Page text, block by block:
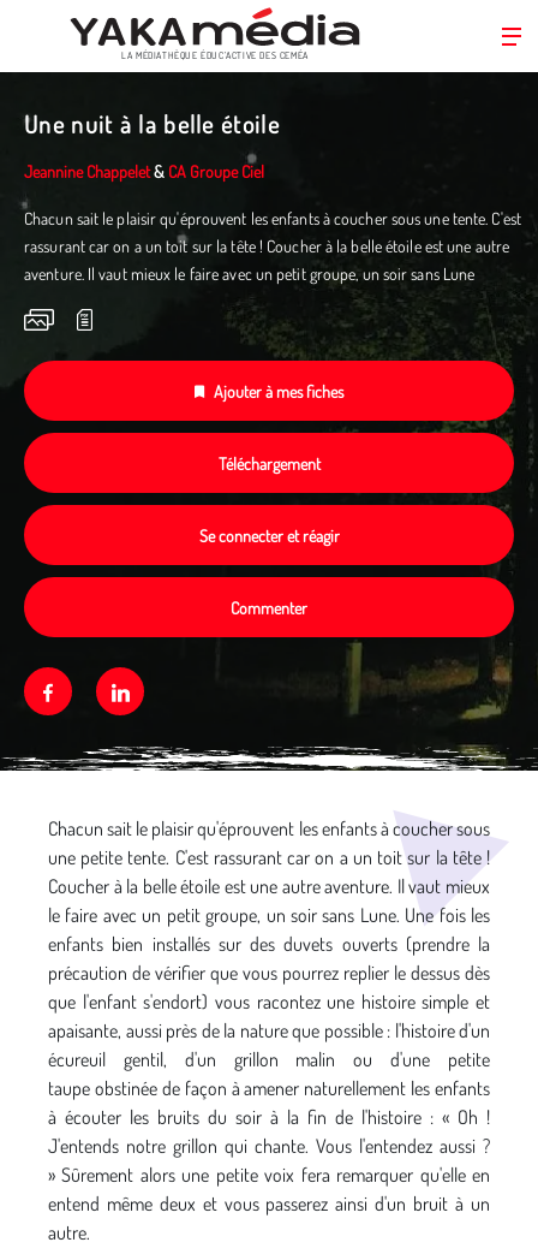
principal
LA MÉDIATHÈQUE ÉDUC’ACTIVE DES CEMÉA
Une nuit à la belle étoile
Jeannine Chappelet& CA Groupe Ciel
Chacun sait le plaisir qu'éprouvent les enfants à coucher sous une tente. C'est
rassurant car on a un toit sur la tête ! Coucher à la belle étoile est une autre
aventure. Il vaut mieux le faire avec un petit groupe, un soir sans Lune
Ajouter à mes fiches
Téléchargement
Se connecter et réagir
Commenter
FacebookLinkedin
Chacun sait le plaisir qu'éprouvent les enfants à coucher sous
une petite tente. C'est rassurant car on a un toit sur la tête !
Coucher à la belle étoile est une autre aventure. Il vaut mieux
le faire avec un petit groupe, un soir sans Lune. Une fois les
enfants bien installés sur des duvets ouverts (prendre la
précaution de vérifier que vous pourrez replier le dessus dès
que l'enfant s'endort) vous racontez une histoire simple et
apaisante, aussi près de la nature que possible : l'histoire d'un
écureuil gentil, d'un grillon malin ou d'une petite
taupe obstinée de façon à amener naturellement les enfants
à écouter les bruits du soir à la fin de l'histoire : « Oh !
J'entends notre grillon qui chante. Vous l'entendez aussi ?
» Sûrement alors une petite voix fera remarquer qu'elle en
entend même deux et vous passerez ainsi d'un bruit à un
autre.